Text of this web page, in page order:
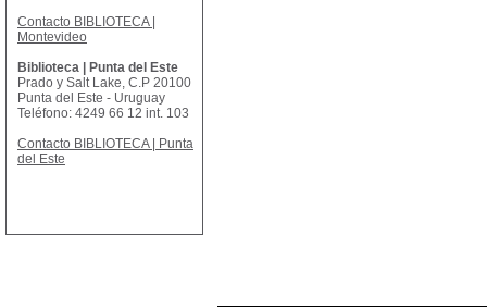
Contacto BIBLIOTECA |
Montevideo
Biblioteca | Punta del Este
Prado y Salt Lake, C.P 20100
Punta del Este - Uruguay
Teléfono: 4249 66 12 int. 103
Contacto BIBLIOTECA | Punta
del Este